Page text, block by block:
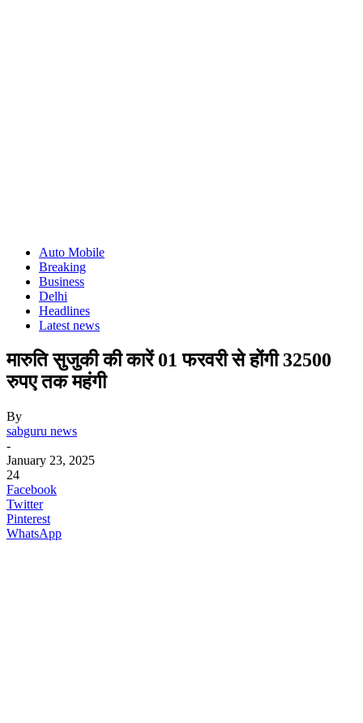
Auto Mobile
Breaking
Business
Delhi
Headlines
Latest news
मारुति सुजुकी की कारें 01 फरवरी से होंगी 32500
रुपए तक महंगी
By
sabguru news
-
January 23, 2025
24
Facebook
Twitter
Pinterest
WhatsApp